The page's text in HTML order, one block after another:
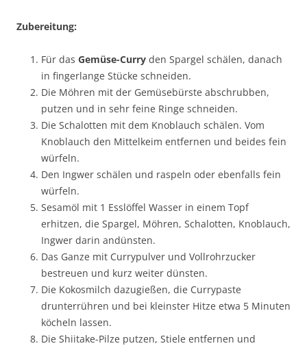
Zubereitung:
Für das Gemüse-Curry den Spargel schälen, danach
in fingerlange Stücke schneiden.
Die Möhren mit der Gemüsebürste abschrubben,
putzen und in sehr feine Ringe schneiden.
Die Schalotten mit dem Knoblauch schälen. Vom
Knoblauch den Mittelkeim entfernen und beides fein
würfeln.
Den Ingwer schälen und raspeln oder ebenfalls fein
würfeln.
Sesamöl mit 1 Esslöffel Wasser in einem Topf
erhitzen, die Spargel, Möhren, Schalotten, Knoblauch,
Ingwer darin andünsten.
Das Ganze mit Currypulver und Vollrohrzucker
bestreuen und kurz weiter dünsten.
Die Kokosmilch dazugießen, die Currypaste
drunterrühren und bei kleinster Hitze etwa 5 Minuten
köcheln lassen.
Die Shiitake-Pilze putzen, Stiele entfernen und